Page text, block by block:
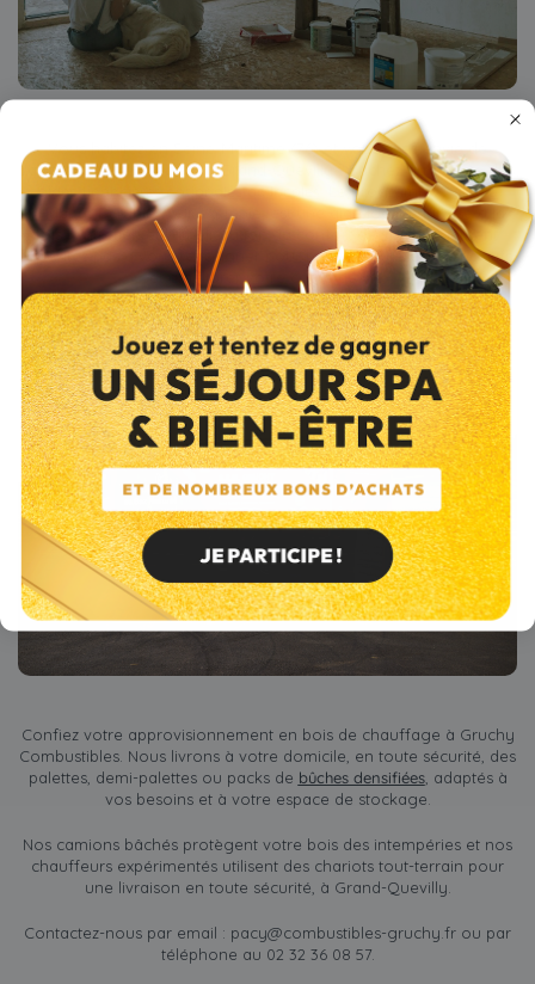
Vous habitez en Seine-Maritime (76) et vous avez envie de
rafraîchir votre intérieur à Grand-Quevilly ? Sachez qu’il existe des
aides financières nationales ou locales
. Le programme "Aide à
l’Habitat Durable", par exemple, est une aide locale qui vise à la
fois l'entretien et l'amélioration du confort de votre logement.
N'hésitez pas à vous renseigner pour bénéficier de ces dispositifs
et améliorer votre cadre de vie.
Confiez votre approvisionnement en bois de chauffage à Gruchy
Combustibles. Nous livrons à votre domicile, en toute sécurité, des
palettes, demi-palettes ou packs de bûches densifiées, adaptés à
vos besoins et à votre espace de stockage.
Nos camions bâchés protègent votre bois des intempéries et nos
chauffeurs expérimentés utilisent des chariots tout-terrain pour
une livraison en toute sécurité, à Grand-Quevilly.
Contactez-nous par email : pacy@combustibles-gruchy.fr ou par
téléphone au 02 32 36 08 57.